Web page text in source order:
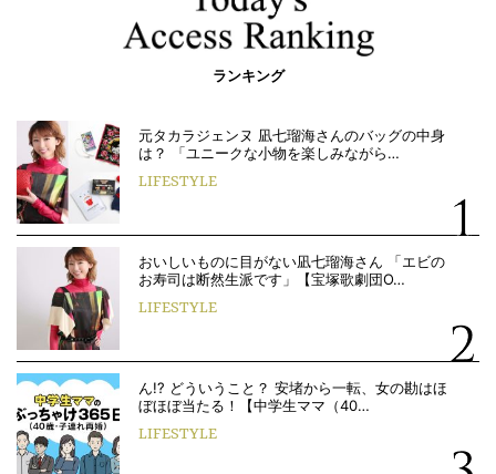
ランキング
元タカラジェンヌ 凪七瑠海さんのバッグの中身
は？ 「ユニークな小物を楽しみながら…
LIFESTYLE
おいしいものに目がない凪七瑠海さん 「エビの
お寿司は断然生派です」【宝塚歌劇団O…
LIFESTYLE
ん!? どういうこと？ 安堵から一転、女の勘はほ
ぼほぼ当たる！【中学生ママ（40…
LIFESTYLE